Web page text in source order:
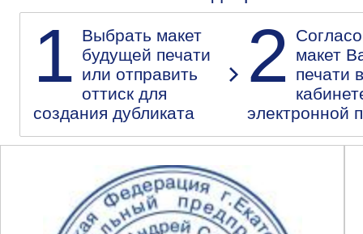
1 Выбрать макет
будущей печати
или отправить
оттиск для
создания дубликата
2
макет
печати
электронной